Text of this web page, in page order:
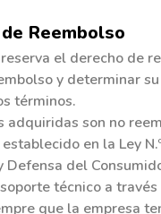
Reembolso
el derecho de
y determinar
términos.
adquiridas son no
en la Ley
Defensa del
técnico a
que la empresa